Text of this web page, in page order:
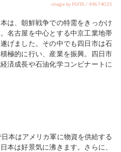
image by PIXTA / 49674035
は、朝鮮戦争での特需をきっかけ
名古屋を中心とする中京工業地帯
げました。その中でも四日市は石
極的に行い、産業を振興。四日市
済成長や石油化学コンビナートに
本はアメリカ軍に物資を供給する
本は好景気に沸きます。さらに、